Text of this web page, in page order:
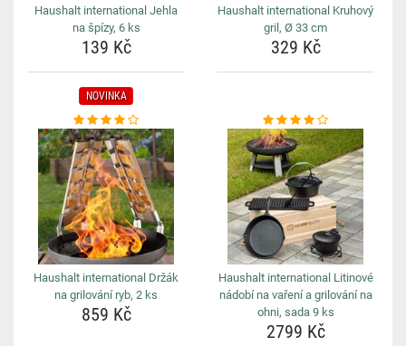
Haushalt international Jehla
na špízy, 6 ks
139 Kč
Haushalt international Kruhový
gril, Ø 33 cm
329 Kč
NOVINKA
Haushalt international Držák
na grilování ryb, 2 ks
859 Kč
Haushalt international Litinové
nádobí na vaření a grilování na
ohni, sada 9 ks
2799 Kč